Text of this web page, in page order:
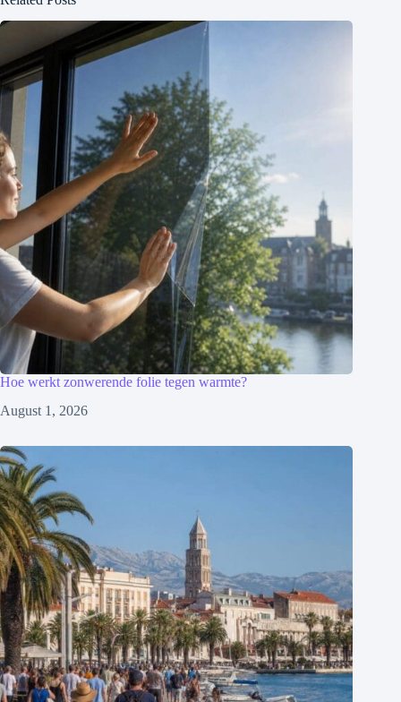
Hoe werkt zonwerende folie tegen warmte?
August 1, 2026